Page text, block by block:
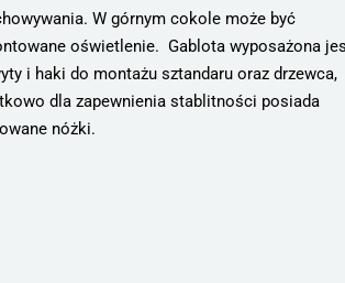
W górnym cokole może być
oświetlenie. Gablota wyposażona
i haki do montażu sztandaru oraz drzewca,
dla zapewnienia stablitności posiada
nóżki.